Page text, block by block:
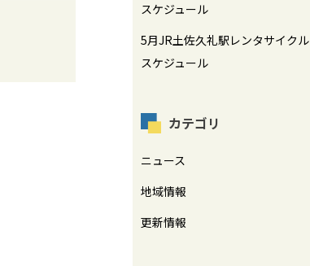
スケジュール
5月JR土佐久礼駅レンタサイクル
スケジュール
カテゴリ
ニュース
地域情報
更新情報